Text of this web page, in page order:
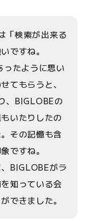
「検索が出来る
ですね。
たように思い
てもらうと、
、BIGLOBEの
いたりしたの
その記憶も含
ですね。
BIGLOBEがラ
知っている会
できました。